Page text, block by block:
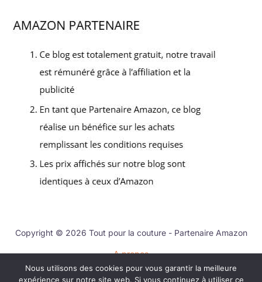
Copyright © 2026 Tout pour la couture - Partenaire Amazon
A propos
Contact
Nous utilisons des cookies pour vous garantir la meilleure
expérience sur notre site web. Si vous continuez à utiliser ce